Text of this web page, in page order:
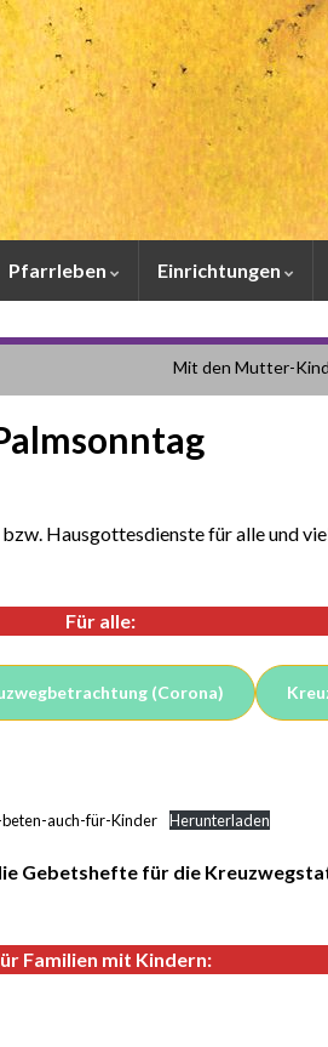
Pfarrleben Einrichtungen
Mit den Mutter-
Hausgottesdienste für alle und
Für alle:
(Corona)
auch-für-Kinder Herunterladen
Gebetshefte für die
Familien mit Kindern: